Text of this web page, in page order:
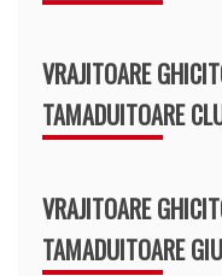
VRAJITOARE
TAMADUITOARE
VRAJITOARE
TAMADUITOARE